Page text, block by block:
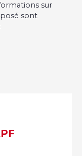
sur
sont